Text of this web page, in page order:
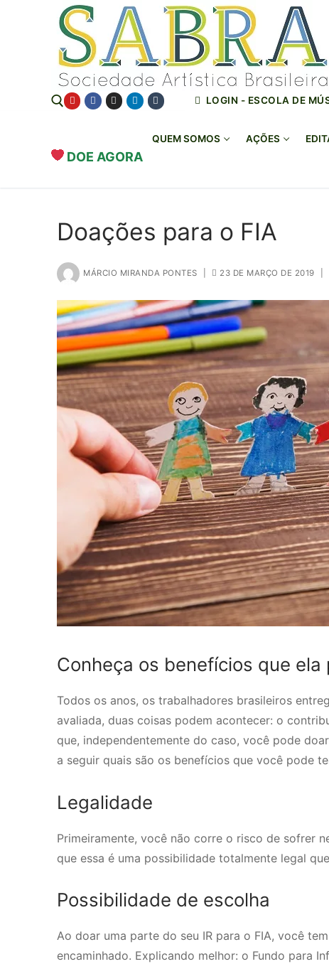
Pesquisar por:
LOGIN - ESCOLA DE
DOE AGORA
QUEM SOMOS AÇÕES
Doações para o FIA
MÁRCIO MIRANDA PONTES 23 DE MARÇO DE 2019
Conheça os benefícios que
Todos os anos, os trabalhadores brasileiros
avaliada, duas coisas podem acontecer: o
que, independentemente do caso, você pode
a seguir quais são os benefícios que você pode
Legalidade
Primeiramente, você não corre o risco de sofrer
que essa é uma possibilidade totalmente legal
Possibilidade de escolha
Ao doar uma parte do seu IR para o FIA, você
encaminhado. Explicando melhor: o Fundo para